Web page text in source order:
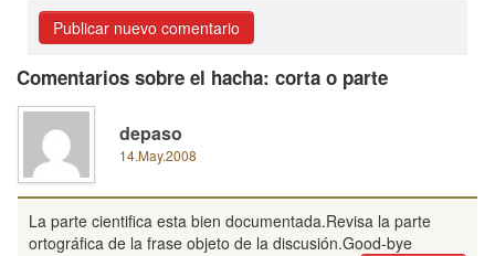
Publicar nuevo comentario
Comentarios sobre el hacha: corta o parte
depaso
14.May.2008
La parte cientifica esta bien documentada.Revisa la parte
ortográfica de la frase objeto de la discusión.Good-bye